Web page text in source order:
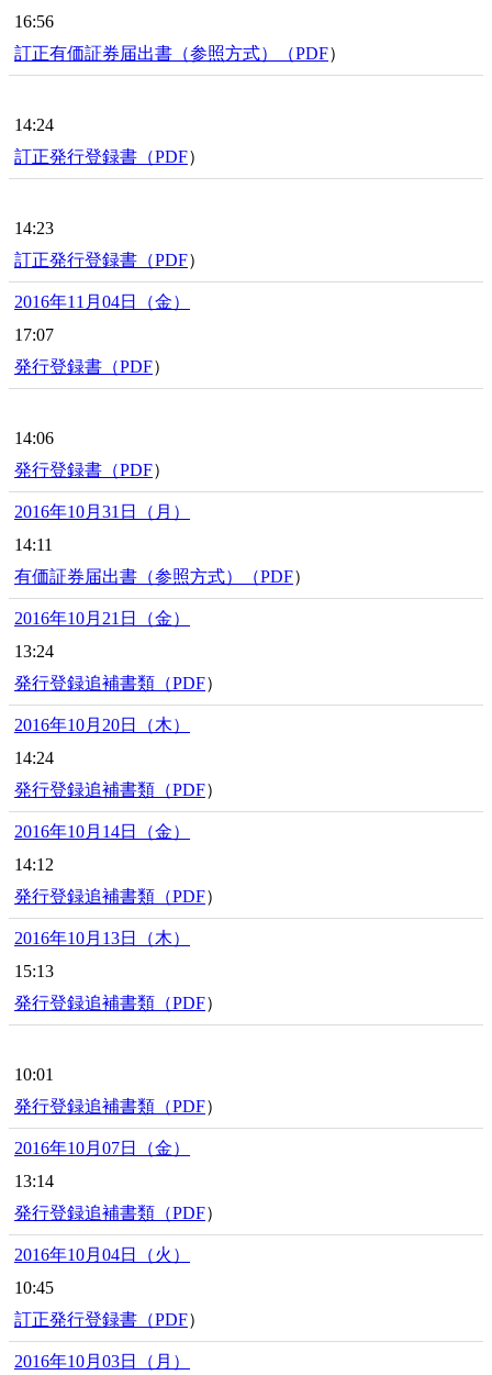
16:56
訂正有価証券届出書（参照方式）（PDF）
14:24
訂正発行登録書（PDF）
14:23
訂正発行登録書（PDF）
2016年11月04日（金）
17:07
発行登録書（PDF）
14:06
発行登録書（PDF）
2016年10月31日（月）
14:11
有価証券届出書（参照方式）（PDF）
2016年10月21日（金）
13:24
発行登録追補書類（PDF）
2016年10月20日（木）
14:24
発行登録追補書類（PDF）
2016年10月14日（金）
14:12
発行登録追補書類（PDF）
2016年10月13日（木）
15:13
発行登録追補書類（PDF）
10:01
発行登録追補書類（PDF）
2016年10月07日（金）
13:14
発行登録追補書類（PDF）
2016年10月04日（火）
10:45
訂正発行登録書（PDF）
2016年10月03日（月）